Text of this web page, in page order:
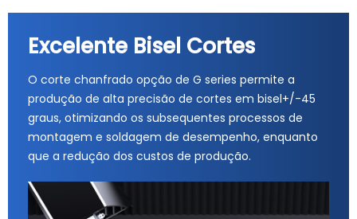
Excelente Bisel Cortes
O corte chanfrado opção de G series permite a
produção de alta precisão de cortes em bisel+/-45
graus, otimizando os subsequentes processos de
montagem e soldagem de desempenho, enquanto
que a redução dos custos de produção.